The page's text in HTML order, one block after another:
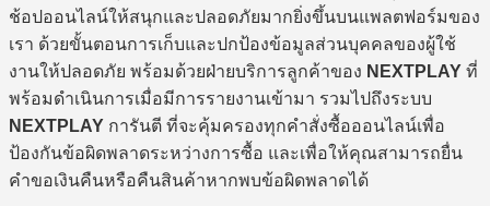
ช้อปออนไลน์ให้สนุกและปลอดภัยมากยิ่งขึ้นบนแพลตฟอร์มของ
เรา ด้วยขั้นตอนการเก็บและปกป้องข้อมูลส่วนบุคคลของผู้ใช้
งานให้ปลอดภัย พร้อมด้วยฝ่ายบริการลูกค้าของ NEXTPLAY ที่
พร้อมดำเนินการเมื่อมีการรายงานเข้ามา รวมไปถึงระบบ
NEXTPLAY การันตี ที่จะคุ้มครองทุกคำสั่งซื้อออนไลน์เพื่อ
ป้องกันข้อผิดพลาดระหว่างการซื้อ และเพื่อให้คุณสามารถยื่น
คำขอเงินคืนหรือคืนสินค้าหากพบข้อผิดพลาดได้